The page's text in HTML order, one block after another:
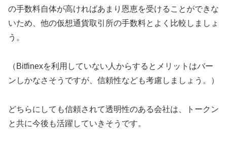
の手数料自体が高ければあまり恩恵を受けることができな
いため、他の仮想通貨取引所の手数料とよく比較しましょ
う。
（Bitfinexを利用していない人からするとメリットはバー
ンしかなさそうですが、信頼性なども考慮しましょう。）
どちらにしても信頼されて透明性のある会社は、トークン
と共に今後も活躍していきそうです。